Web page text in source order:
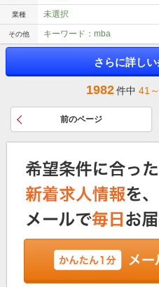
業種 未選択
その他 キーワード：mba
さらに詳し
1982件中 41
前のページ